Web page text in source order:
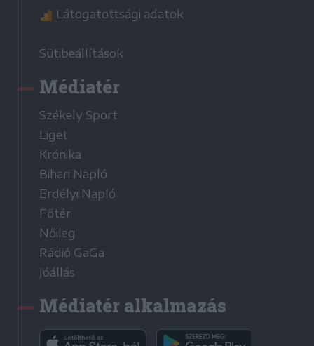
Látogatottsági adatok
Sütibeállítások
Médiatér
Székely Sport
Liget
Krónika
Bihari Napló
Erdélyi Napló
Főtér
Nőileg
Rádió GaGa
Jóállás
Médiatér alkalmazás